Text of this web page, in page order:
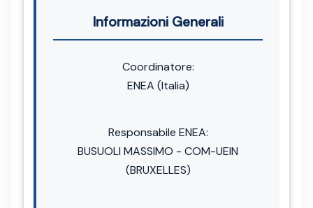
Informazioni Generali
Coordinatore:
ENEA (Italia)
Responsabile ENEA:
BUSUOLI MASSIMO - COM-UEIN
(BRUXELLES)